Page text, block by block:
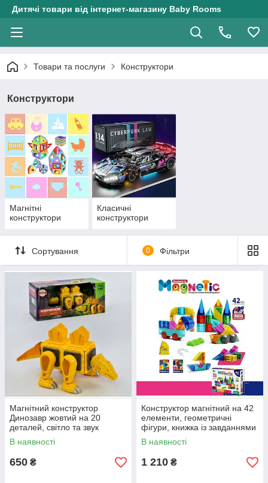
Дитячі товари від інтернет-магазину Baby Rooms
Товари та послуги Конструктори
Конструктори
Магнітні
конструктори
Класичні
конструктори
Сортування 0 Фільтри
Магнітний конструктор
Динозавр жовтий на 20
деталей, світло та звук
В наявності
650 ₴
Конструктор магнітний на 42
елементи, геометричні
фігури, книжка із завданнями
В наявності
1 210 ₴